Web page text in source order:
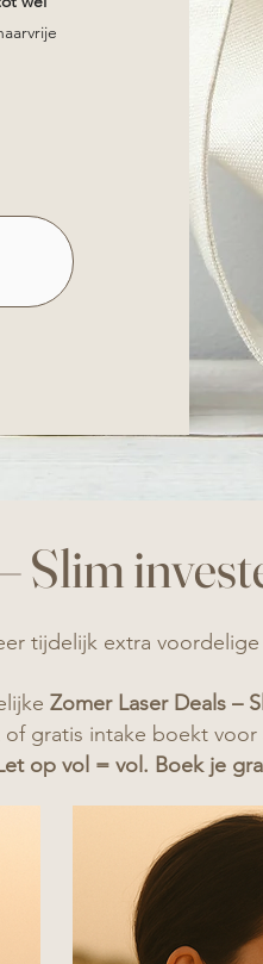
Slim
tijdelijk extra
Zomer Laser Deals –
gratis intake boekt
op vol = vol. Boek je